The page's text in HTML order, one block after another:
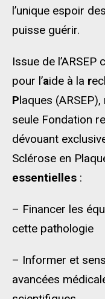
l’unique espoir
puisse guérir.
Issue de
pour l’aide à la r
Plaques
seule Fondation
dévouant
Sclérose en
essentielles :
– Financer les
cette pathologie
– Informer et
avancées